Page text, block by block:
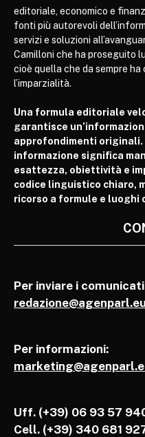
editoriale, economico e
fonti più autorevoli
servizi e soluzioni
Camilloni che ha proseguito
cioè quella che da sempre
l’imparzialità.
Una formula editoriale
garantisce
approfondimenti originali.
informazione significa
esattezza, obiettività e
codice linguistico chiaro,
ricorso a formule e luoghi
Per inviare i
redazione@agenparl.eu
Per informazioni:
Uff. (+39) 06 93 57
Cell. (+39) 340 681